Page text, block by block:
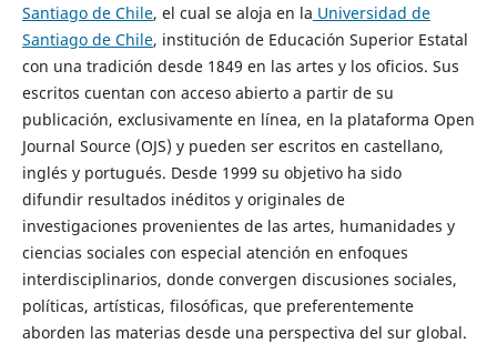
Santiago de Chile, el cual se aloja en la Universidad de
Santiago de Chile, institución de Educación Superior Estatal
con una tradición desde 1849 en las artes y los oficios. Sus
escritos cuentan con acceso abierto a partir de su
publicación, exclusivamente en línea, en la plataforma Open
Journal Source (OJS) y pueden ser escritos en castellano,
inglés y portugués. Desde 1999 su objetivo ha sido
difundir resultados inéditos y originales de
investigaciones provenientes de las artes, humanidades y
ciencias sociales con especial atención en enfoques
interdisciplinarios, donde convergen discusiones sociales,
políticas, artísticas, filosóficas, que preferentemente
aborden las materias desde una perspectiva del sur global.